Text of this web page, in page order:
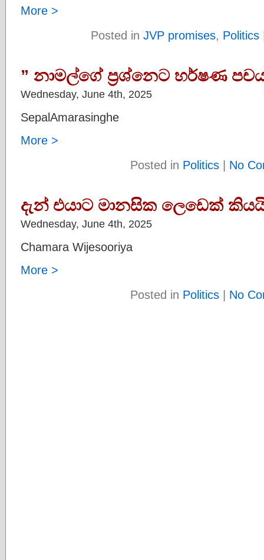
More >
Posted in JVP promises, Politics
” නාමල්ගේ ප්‍රශ්නෙට හර්ෂණ
Wednesday, June 4th, 2025
SepalAmarasinghe
More >
Posted in Politics | No
දැන් එයාට මානසික ලෙඩෙක්
Wednesday, June 4th, 2025
Chamara Wijesooriya
More >
Posted in Politics | No